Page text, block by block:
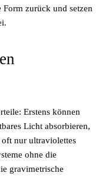
zurück und setzen
Erstens können
Licht absorbieren,
oft nur ultraviolettes
ohne die
gravimetrische